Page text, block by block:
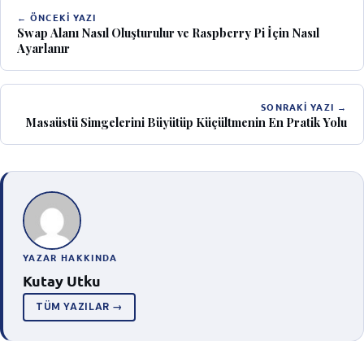
← ÖNCEKI YAZI
Swap Alanı Nasıl Oluşturulur ve Raspberry Pi İçin Nasıl
Ayarlanır
SONRAKI YAZI →
Masaüstü Simgelerini Büyütüp Küçültmenin En Pratik Yolu
YAZAR HAKKINDA
Kutay Utku
TÜM YAZILAR →